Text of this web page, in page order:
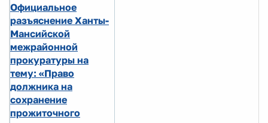
Официальное
разъяснение Ханты-
Мансийской
межрайонной
прокуратуры на
тему: «Право
должника на
сохранение
прожиточного